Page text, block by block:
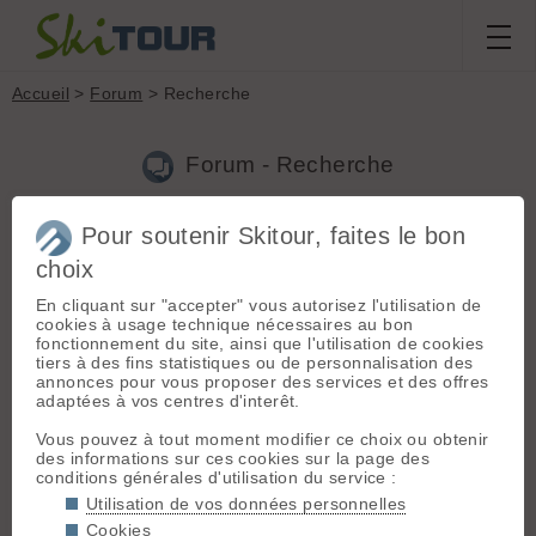
Accueil > Forum > Recherche
Forum - Recherche
Nouveau sujet|Voir tous les sujets
1 résultats
Les nouveaux membres se présentent(miguelito le
16.05.2008 à 09:38)
accro de rando depuis de nombreuses années, je suis
aujoud'hui retraité et donc encore plus que jamais en
montagne. Cadre FFME et responsable d'une association
rando je peux me faire plaisir et faire partager cette passion.
Originaire des hautes al...
Chercher
Pour soutenir Skitour, faites le bon
choix
En cliquant sur "accepter" vous autorisez l'utilisation de
cookies à usage technique nécessaires au bon
fonctionnement du site, ainsi que l'utilisation de cookies
tiers à des fins statistiques ou de personnalisation des
annonces pour vous proposer des services et des offres
adaptées à vos centres d'interêt.
Vous pouvez à tout moment modifier ce choix ou obtenir
des informations sur ces cookies sur la page des
conditions générales d'utilisation du service :
Utilisation de vos données personnelles
Cookies